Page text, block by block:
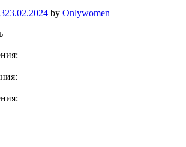
23.02.2024 by Onlywomen